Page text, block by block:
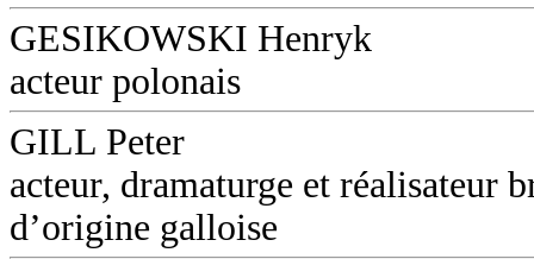
GESIKOWSKI Henryk
acteur polonais
GILL Peter
acteur, dramaturge et réalisateur
d’origine galloise